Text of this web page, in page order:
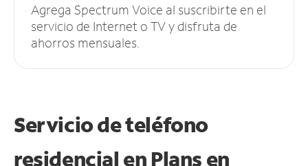
Agrega Spectrum Voice al suscribirte en el
servicio de Internet o TV y disfruta de
ahorros mensuales.
Servicio de teléfono
residencial en Plans en